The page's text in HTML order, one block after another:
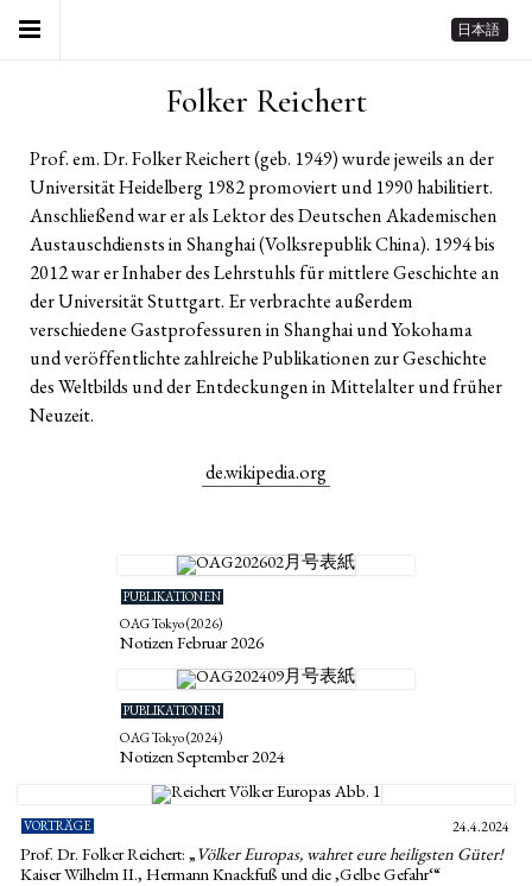
日本語
Folker Reichert
Prof. em. Dr. Folker Reichert (geb. 1949) wurde jeweils an der
Universität Heidelberg 1982 promoviert und 1990 habilitiert.
Anschließend war er als Lektor des Deutschen Akademischen
Austauschdiensts in Shanghai (Volksrepublik China). 1994 bis
2012 war er Inhaber des Lehrstuhls für mittlere Geschichte an
der Universität Stuttgart. Er verbrachte außerdem
verschiedene Gastprofessuren in Shanghai und Yokohama
und veröffentlichte zahlreiche Publikationen zur Geschichte
des Weltbilds und der Entdeckungen in Mittelalter und früher
Neuzeit.
de.wikipedia.org
PUBLIKATIONEN
OAG Tokyo (2026)
Notizen Februar 2026
PUBLIKATIONEN
OAG Tokyo (2024)
Notizen September 2024
VORTRÄGE 24.4.2024
Prof. Dr. Folker Reichert: „Völker Europas, wahret eure heiligsten Güter!
Kaiser Wilhelm II., Hermann Knackfuß und die ‚Gelbe Gefahr‘“